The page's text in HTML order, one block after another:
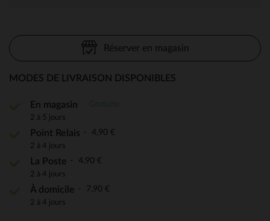
Réserver en magasin
MODES DE LIVRAISON DISPONIBLES
En magasin
2 à 5 jours
Point Relais 4,90 €
2 à 4 jours
La Poste 4,90 €
2 à 4 jours
À domicile 7,90 €
2 à 4 jours